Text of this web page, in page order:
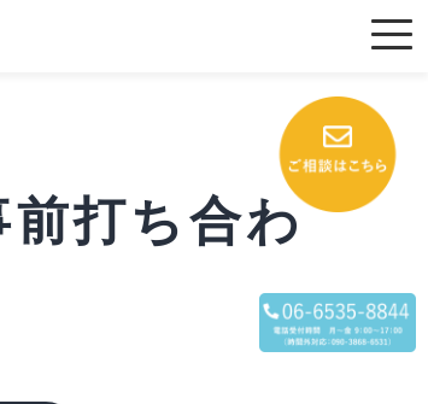
打ち合わ